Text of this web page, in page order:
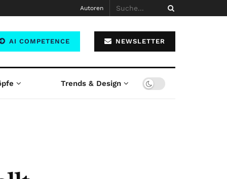
Autoren
AI COMPETENCE NEWSLETTER
Trends & Design